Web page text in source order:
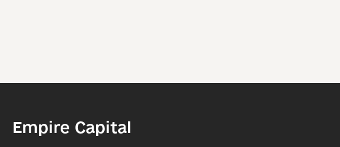
Empire Capital